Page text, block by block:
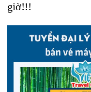
giờ!!!